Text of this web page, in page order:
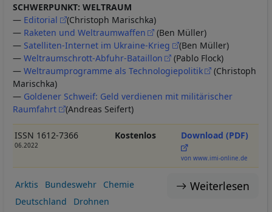
SCHWERPUNKT: WELTRAUM
— Editorial
(Christoph Marischka)
— Raketen und Weltraumwaffen
(Ben Müller)
— Satelliten-Internet im Ukraine-Krieg
(Ben Müller)
— Weltraumschrott-Abfuhr-Bataillon
(Pablo Flock)
— Weltraumprogramme als Technologiepolitik
(Christoph
Marischka)
— Goldener Schweif: Geld verdienen mit militärischer
Raumfahrt
(Andreas Seifert)
ISSN 1612-7366
06.2022
Kostenlos Download (PDF)
von www.imi-online.de
Weiterlesen
Arktis Bundeswehr
Chemie
Deutschland
Drohnen